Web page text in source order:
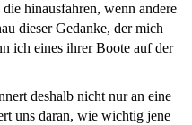
hinausfahren, wenn andere
dieser Gedanke, der mich
ich eines ihrer Boote auf der
deshalb nicht nur an eine
uns daran, wie wichtig jene